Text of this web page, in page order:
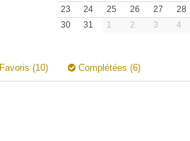
23
24 25 26 27 28
30
31 1 2 3 4
Favoris (10) Complétées (6)